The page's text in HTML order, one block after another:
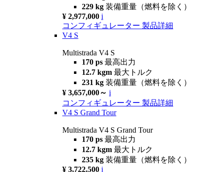
229 kg 装備重量（燃料を除く）
¥ 2,977,000 i
コンフィギュレーター 製品詳細
V4 S
Multistrada V4 S
170 ps 最高出力
12.7 kgm 最大トルク
231 kg 装備重量（燃料を除く）
¥ 3,657,000～ i
コンフィギュレーター 製品詳細
V4 S Grand Tour
Multistrada V4 S Grand Tour
170 ps 最高出力
12.7 kgm 最大トルク
235 kg 装備重量（燃料を除く）
¥ 3,722,500 i